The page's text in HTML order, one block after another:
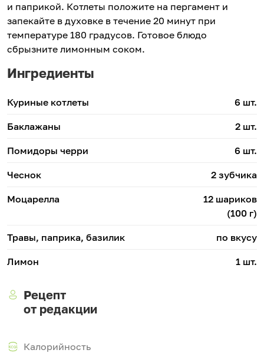
и паприкой. Котлеты положите на пергамент и
запекайте в духовке в течение 20 минут при
температуре 180 градусов. Готовое блюдо
сбрызните лимонным соком.
Ингредиенты
Куриные котлеты 6 шт.
Баклажаны 2 шт.
Помидоры черри 6 шт.
Чеснок 2 зубчика
Моцарелла
12 шариков
(100 г)
Травы, паприка, базилик по вкусу
Лимон 1 шт.
Рецепт
от редакции
Калорийность